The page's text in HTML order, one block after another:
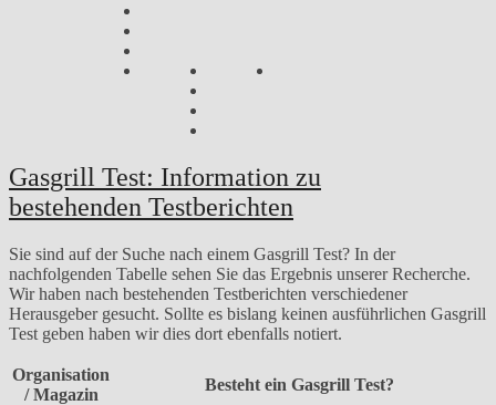
Gasgrill Test: Information zu
bestehenden Testberichten
Sie sind auf der Suche nach einem Gasgrill Test? In der
nachfolgenden Tabelle sehen Sie das Ergebnis unserer Recherche.
Wir haben nach bestehenden Testberichten verschiedener
Herausgeber gesucht. Sollte es bislang keinen ausführlichen Gasgrill
Test geben haben wir dies dort ebenfalls notiert.
Organisation
/ Magazin
Besteht ein Gasgrill Test?